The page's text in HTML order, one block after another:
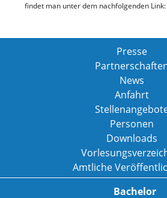
findet man unter dem nachfolgenden Link:
Presse
News
Anfahrt
Personen
Downloads
Amtliche
Bachelor